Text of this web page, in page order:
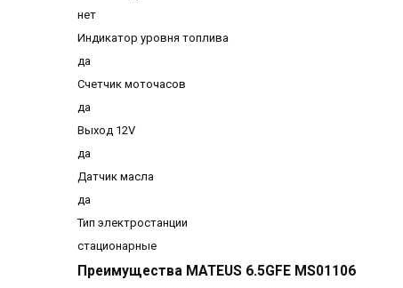
нет
Индикатор уровня топлива
да
Счетчик моточасов
да
Выход 12V
да
Датчик масла
да
Тип электростанции
стационарные
Преимущества MATEUS 6.5GFE MS01106